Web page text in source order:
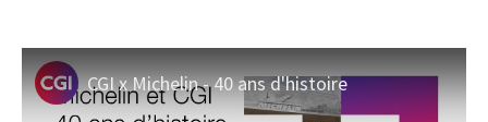
CGI x Michelin - 40 ans d'histoire